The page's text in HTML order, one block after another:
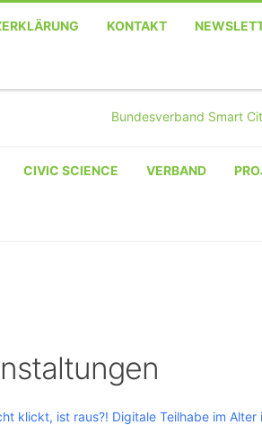
KONTAKT
CIVIC SCIENCE VERBAND
klickt, ist raus?! Digitale Teilhabe im